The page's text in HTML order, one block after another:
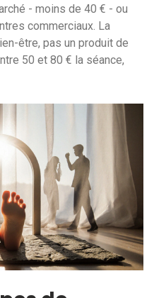
- moins de 40 € - ou
commerciaux. La
être, pas un produit de
50 et 80 € la séance,